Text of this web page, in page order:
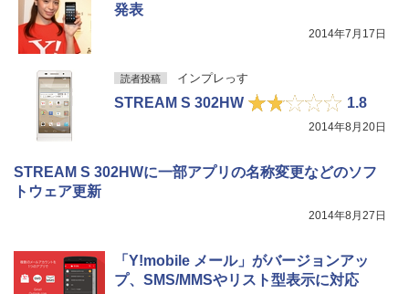
発表
2014年7月17日
読者投稿 インプレっす
STREAM S 302HW 1.8
2014年8月20日
STREAM S 302HWに一部アプリの名称変更などのソフ
トウェア更新
2014年8月27日
「Y!mobile メール」がバージョンアッ
プ、SMS/MMSやリスト型表示に対応